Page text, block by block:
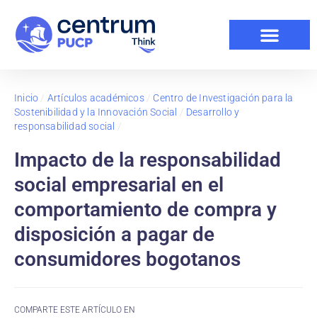
Inicio / Artículos académicos/ Centro de Investigación para la
Sostenibilidad y la Innovación Social / Desarrollo y
responsabilidad social /
Impacto de la responsabilidad
social empresarial en el
comportamiento de compra y
disposición a pagar de
consumidores bogotanos
COMPARTE ESTE ARTÍCULO EN